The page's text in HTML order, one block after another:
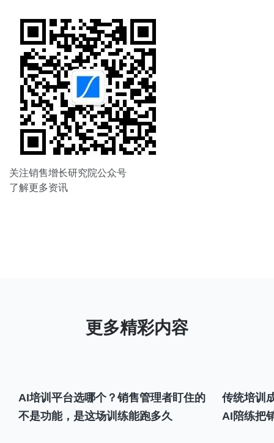
关注销售增长研究院公众号
了解更多资讯
AI培训平台选哪个？销售管理者盯住的
不是功能，是这场训练能跑多久
传统培训
AI陪练把